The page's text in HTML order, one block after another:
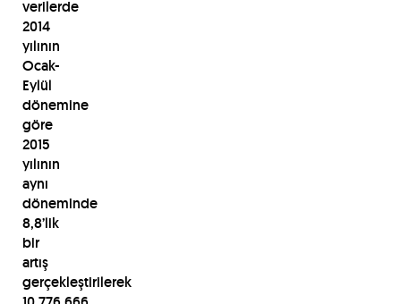
verilerde
2014
yılının
Ocak-
Eylül
dönemine
göre
2015
yılının
aynı
döneminde
8,8’lik
bir
artış
gerçekleştirilerek